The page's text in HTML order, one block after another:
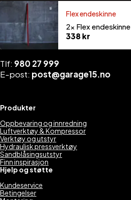
Flex endeskinne
2× Flex endeskinne
338kr
Tlf: 980 27 999
E-post: post@garage15.no
Produkter
Oppbevaring og innredning
Luftverktøy & Kompressor
Verktøy og utstyr
Hydraulisk pressverktøy
Sandblåsingsutstyr
Finn inspirasjon
Hjelp og støtte
Kundeservice
Betingelser